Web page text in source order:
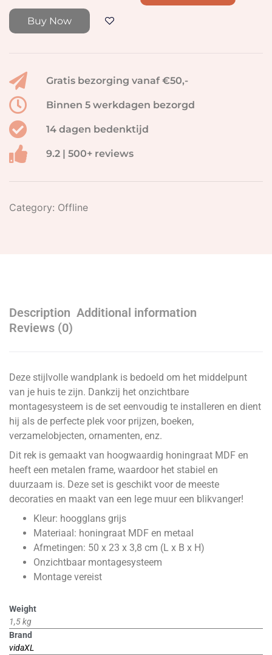
Buy Now
Gratis bezorging vanaf €50,-
Binnen 5 werkdagen bezorgd
14 dagen bedenktijd
9.2 | 500+ reviews
Category: Offline
Description Additional information
Reviews (0)
Deze stijlvolle wandplank is bedoeld om het middelpunt
van je huis te zijn. Dankzij het onzichtbare
montagesysteem is de set eenvoudig te installeren en dient
hij als de perfecte plek voor prijzen, boeken,
verzamelobjecten, ornamenten, enz.
Dit rek is gemaakt van hoogwaardig honingraat MDF en
heeft een metalen frame, waardoor het stabiel en
duurzaam is. Deze set is geschikt voor de meeste
decoraties en maakt van een lege muur een blikvanger!
Kleur: hoogglans grijs
Materiaal: honingraat MDF en metaal
Afmetingen: 50 x 23 x 3,8 cm (L x B x H)
Onzichtbaar montagesysteem
Montage vereist
Weight
1,5 kg
Brand
vidaXL